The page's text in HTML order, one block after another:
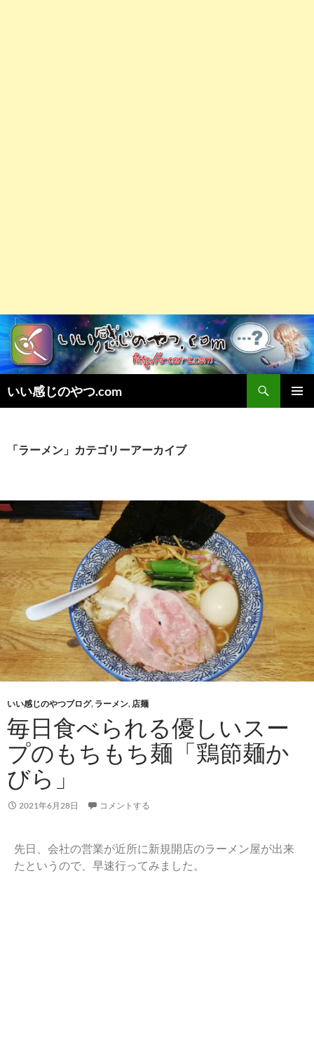
いい感じのやつ.com
「ラーメン」カテゴリーアーカイブ
いい感じのやつブログ, ラーメン, 店麺
毎日食べられる優しいスー
プのもちもち麺「鶏節麺か
びら」
2021年6月28日 コメントする
先日、会社の営業が近所に新規開店のラーメン屋が出来
たというので、早速行ってみました。